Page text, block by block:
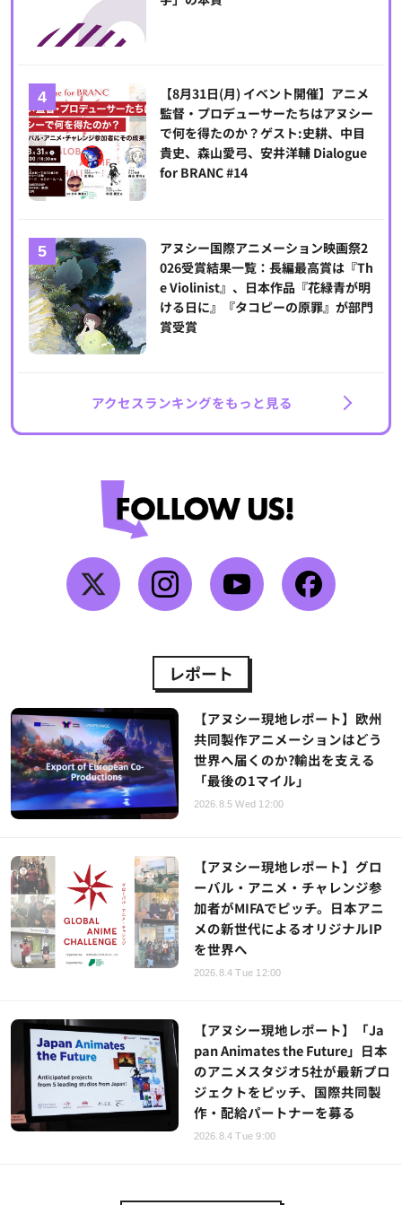
【8月31日(月) イベント開催】アニメ
監督・プロデューサーたちはアヌシー
で何を得たのか？ゲスト:史耕、中目
貴史、森山愛弓、安井洋輔 Dialogue
for BRANC #14
アヌシー国際アニメーション映画祭2
026受賞結果一覧：長編最高賞は『Th
e Violinist』、日本作品『花緑青が明
ける日に』『タコピーの原罪』が部門
賞受賞
アクセスランキングをもっと見る
レポート
【アヌシー現地レポート】欧州
共同製作アニメーションはどう
世界へ届くのか?輸出を支える
「最後の1マイル」
2026.8.5 Wed 12:00
【アヌシー現地レポート】グロ
ーバル・アニメ・チャレンジ参
加者がMIFAでピッチ。日本アニ
メの新世代によるオリジナルIP
を世界へ
2026.8.4 Tue 12:00
【アヌシー現地レポート】「Ja
pan Animates the Future」日本
のアニメスタジオ5社が最新プロ
ジェクトをピッチ、国際共同製
作・配給パートナーを募る
2026.8.4 Tue 9:00